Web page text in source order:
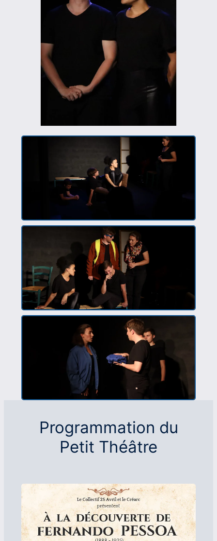
Programmation du
Petit Théâtre